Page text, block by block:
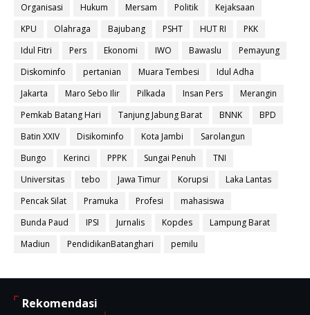
Organisasi
Hukum Mersam Politik
Kejaksaan
KPU
Olahraga Bajubang PSHT HUT RI
PKK
Idul Fitri
Pers Ekonomi IWO Bawaslu
Pemayung
Diskominfo
pertanian Muara Tembesi
Idul Adha
Jakarta
Maro Sebo Ilir Pilkada Insan Pers
Merangin
Pemkab Batang Hari
Tanjung Jabung Barat BNNK
BPD
Batin XXIV
Disikominfo Kota Jambi
Sarolangun
Bungo
Kerinci PPPK Sungai Penuh
TNI
Universitas
tebo Jawa Timur Korupsi
Laka Lantas
Pencak Silat
Pramuka Profesi
mahasiswa
Bunda Paud
IPSI Jurnalis Kopdes
Lampung Barat
Madiun
PendidikanBatanghari pemilu
Rekomendasi